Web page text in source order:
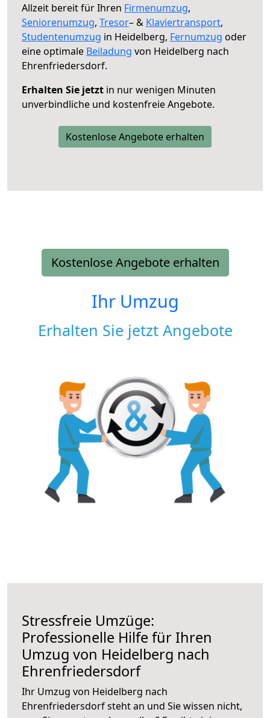
Allzeit bereit für Ihren Firmenumzug,
Seniorenumzug, Tresor– & Klaviertransport,
Studentenumzug in Heidelberg, Fernumzug oder
eine optimale Beiladung von Heidelberg nach
Ehrenfriedersdorf.
Erhalten Sie jetzt in nur wenigen Minuten
unverbindliche und kostenfreie Angebote.
Kostenlose Angebote erhalten
Kostenlose Angebote erhalten
Ihr Umzug
Erhalten Sie jetzt Angebote
Stressfreie Umzüge:
Professionelle Hilfe für Ihren
Umzug von Heidelberg nach
Ehrenfriedersdorf
Ihr Umzug von Heidelberg nach
Ehrenfriedersdorf steht an und Sie wissen nicht,